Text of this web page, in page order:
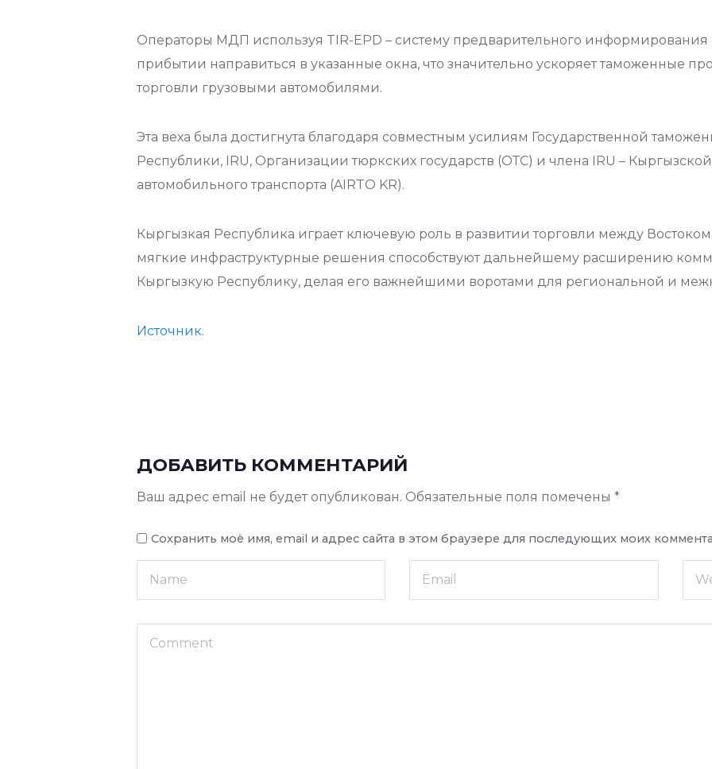
Операторы МДП используя TIR-EPD – систему предварительного информирования
прибытии направиться в указанные окна, что значительно ускоряет таможенные
торговли грузовыми автомобилями.
Эта веха была достигнута благодаря совместным усилиям Государственной
Республики, IRU, Организации тюркских государств (ОТС) и члена IRU –
автомобильного транспорта (AIRTO KR).
Кыргызкая Республика играет ключевую роль в развитии торговли между
мягкие инфраструктурные решения способствуют дальнейшему расширению
Кыргызкую Республику, делая его важнейшими воротами для региональной и
Источник.
ДОБАВИТЬ КОММЕНТАРИЙ
Ваш адрес email не будет опубликован. Обязательные поля помечены *
Сохранить моё имя, email и адрес сайта в этом браузере для последующих моих